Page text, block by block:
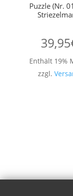
Puzzle (Nr.
39,95
Enthält 19%
zzgl.